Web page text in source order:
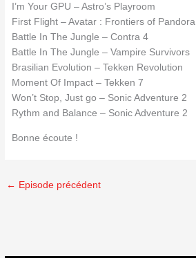
I’m Your GPU – Astro’s Playroom
First Flight – Avatar : Frontiers of Pandora
Battle In The Jungle – Contra 4
Battle In The Jungle – Vampire Survivors
Brasilian Evolution – Tekken Revolution
Moment Of Impact – Tekken 7
Won’t Stop, Just go – Sonic Adventure 2
Rythm and Balance – Sonic Adventure 2
Bonne écoute !
← Episode précédent